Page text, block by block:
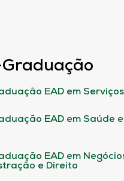
EAD em Serviços
EAD em Saúde
EAD em
e Direito